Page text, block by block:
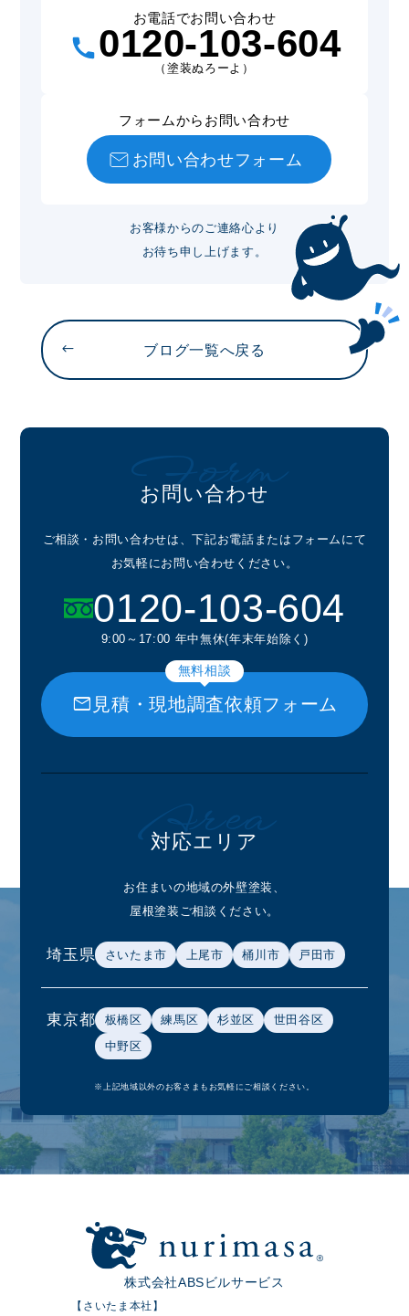
お電話でお問い合わせ
0120-103-604
（塗装ぬろーよ）
フォームからお問い合わせ
お問い合わせフォーム
お客様からのご連絡心より
お待ち申し上げます。
ブログ一覧へ戻る
お問い合わせ
Form
ご相談・お問い合わせは、下記お電話またはフォームにて
お気軽にお問い合わせください。
0120-103-604
9:00～17:00 年中無休(年末年始除く)
無料相談
mail 見積・現地調査依頼フォーム
対応エリア
Area
お住まいの地域の外壁塗装、
屋根塗装ご相談ください。
埼玉県 さいたま市 上尾市 桶川市 戸田市
東京都 板橋区 練馬区 杉並区
世田谷区
中野区
※上記地域以外のお客さまもお気軽にご相談ください。
株式会社ABSビルサービス
【さいたま本社】